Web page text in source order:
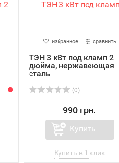
избранное сравнить
ТЭН 3 кВт под кламп 2
дюйма, нержавеющая
сталь
(0)
990 грн.
Купить